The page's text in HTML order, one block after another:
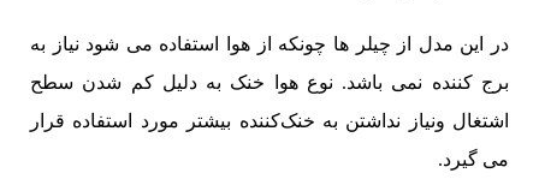
در این مدل از چیلر ها چونکه از هوا استفاده می شود نیاز به
برج کننده نمی باشد. نوع هوا خنک به دلیل کم شدن سطح
اشتغال ونیاز نداشتن به خنک‌کننده بیشتر مورد استفاده قرار
می گیرد.